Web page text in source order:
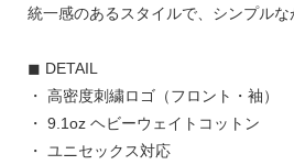
統一感のあるスタイルで、シンプル
◼︎ DETAIL
・ 高密度刺繍ロゴ（フロント・袖）
・ 9.1oz ヘビーウェイトコットン
・ ユニセックス対応